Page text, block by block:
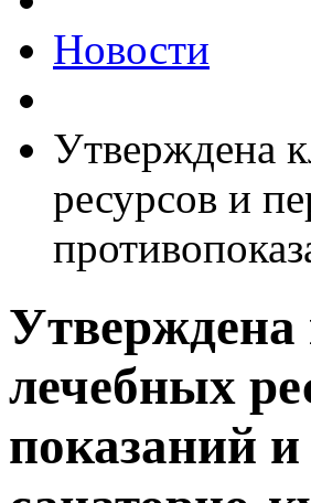
Новости
Утверждена
ресурсов и
лечебных
показаний